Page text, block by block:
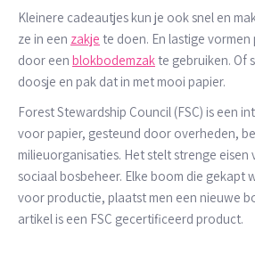
Kleinere cadeautjes kun je ook snel en
ze in een zakje te doen. En lastige vormen
door een blokbodemzakte gebruiken. Of
doosje en pak dat in met mooi papier.
Forest Stewardship Council (FSC) is een
voor papier, gesteund door overheden,
milieuorganisaties. Het stelt strenge eisen
sociaal bosbeheer. Elke boom die gekapt
voor productie, plaatst men een nieuwe
artikel is een FSC gecertificeerd product.